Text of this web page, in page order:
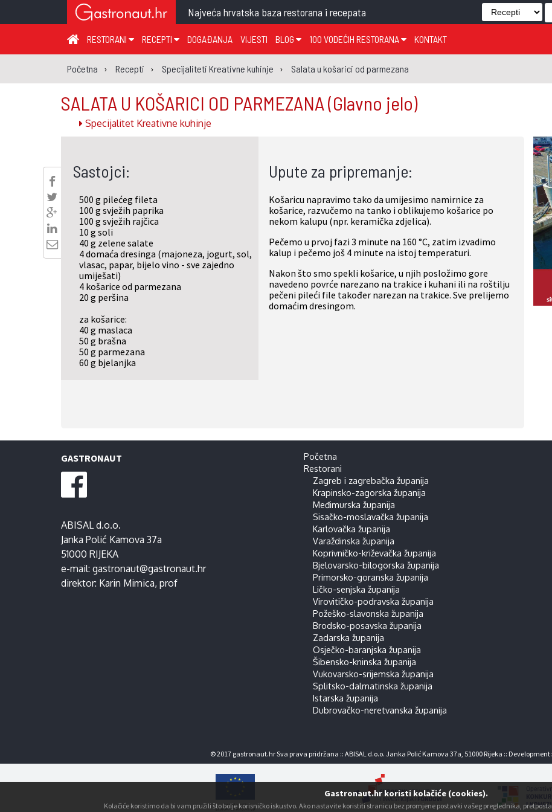
Najveća hrvatska baza restorana i recepata
RESTORANI
ZAGREB I ZAGREBAČKA ŽUPANIJA
KRAPINSKO-ZAGORSKA ŽUPANIJA
MEĐIMURSKA ŽUPANIJA
SISAČKO-MOSLAVAČKA ŽUPANIJA
KARLOVAČKA ŽUPANIJA
VARAŽDINSKA ŽUPANIJA
KOPRIVNIČKO-KRIŽEVAČKA ŽUPANIJA
VIROVITIČKO-PODRAVSKA ŽUPANIJA
POŽEŠKO-SLAVONSKA ŽUPANIJA
OSJEČKO-BARANJSKA ŽUPANIJA
ŠIBENSKO-KNINSKA ŽUPANIJA
VUKOVARSKO-SRIJEMSKA ŽUPANIJA
SPLITSKO-DALMATINSKA ŽUPANIJA
ISTARSKA ŽUPANIJA
DUBROVAČKO-NERETVANSKA ŽUPANIJA
RECEPTI
JUHA
PREDJELO
GLAVNO JELO
MEĐUJELO
PRILOG
UMAK
SALATA
DOGAĐANJA VIJESTI BLOG
TEMA TJEDNA
KLUB
GASTRO REGIJE
100 VODEĆIH RESTORANA
GLASANJE
KONTAKT
Početna Recepti Specijaliteti Kreativne kuhinje Salata u košarici od parmezana
SALATA U KOŠARICI OD PARMEZANA(Glavno jelo)
Specijalitet Kreativne kuhinje
Sastojci:
500 g pilećeg fileta
100 g svježih paprika
100 g svježih rajčica
10 g soli
40 g zelene salate
4 domaća dresinga (majoneza, jogurt, sol,
vlasac, papar, bijelo vino - sve zajedno
umiješati)
4 košarice od parmezana
20 g peršina
za košarice:
40 g maslaca
50 g brašna
50 g parmezana
60 g bjelanjka
Upute za pripremanje:
Košaricu napravimo tako da umijesimo namirnice za
košarice, razvučemo na tanko i oblikujemo košarice po
nekom kalupu (npr. keramička zdjelica).
Pečemo u prvoj fazi 3 minute na 160 °C, zatim izvadimo
kalup i pečemo još 4 minute na istoj temperaturi.
Nakon što smo spekli košarice, u njih posložimo gore
navedeno povrće narezano na trakice i kuhani ili na roštilju
pečeni pileći file također narezan na trakice. Sve prelijemo
domaćim dresingom.
GASTRONAUT
ABISAL d.o.o.
Janka Polić Kamova 37a
51000 RIJEKA
e-mail: gastronaut@gastronaut.hr
direktor: Karin Mimica, prof
Početna
Restorani
Zagreb i zagrebačka županija
Krapinsko-zagorska županija
Međimurska županija
Sisačko-moslavačka županija
Karlovačka županija
Varaždinska županija
Koprivničko-križevačka županija
Bjelovarsko-bilogorska županija
Primorsko-goranska županija
Ličko-senjska županija
Virovitičko-podravska županija
Požeško-slavonska županija
Brodsko-posavska županija
Zadarska županija
Osječko-baranjska županija
Šibensko-kninska županija
Vukovarsko-srijemska županija
Splitsko-dalmatinska županija
Istarska županija
Dubrovačko-neretvanska županija
© 2017 gastronaut.hr Sva prava pridržana :: ABISAL d.o.o. Janka Polić Kamova 37a, 51000 Rijeka :: Development:
Gastronaut.hr koristi kolačiće (cookies).
Kolačiće koristimo da bi vam pružili što bolje korisničko iskustvo. Ako nastavite koristiti stranicu bez promjene postavki vašeg preglednika,